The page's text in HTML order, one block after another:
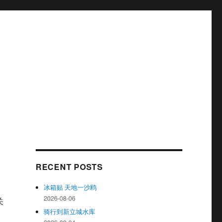
RECENT POSTS
冰箱贴 天地一沙鸥
2026-08-06
骑行到新立城水库